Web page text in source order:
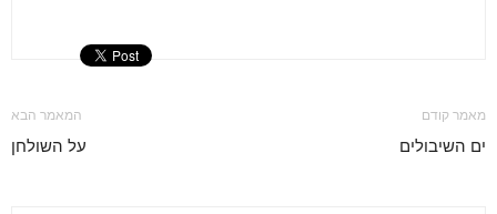
מאמר קודם
ים השיבולים
המאמר הבא
על השולחן